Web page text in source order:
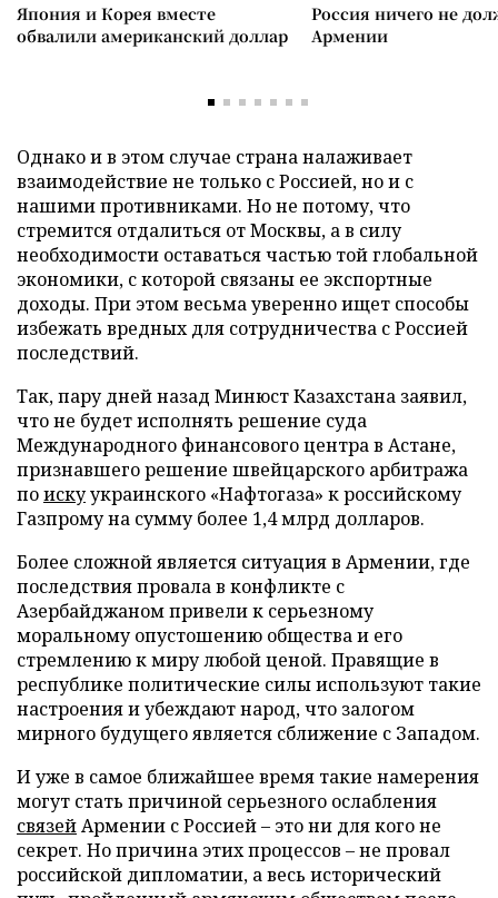
Япония и Корея вместе
обвалили американский доллар
Россия ничего не
Армении
Однако и в этом случае страна налаживает
взаимодействие не только с Россией, но и с
нашими противниками. Но не потому, что
стремится отдалиться от Москвы, а в силу
необходимости оставаться частью той глобальной
экономики, с которой связаны ее экспортные
доходы. При этом весьма уверенно ищет способы
избежать вредных для сотрудничества с Россией
последствий.
Так, пару дней назад Минюст Казахстана заявил,
что не будет исполнять решение суда
Международного финансового центра в Астане,
признавшего решение швейцарского арбитража
поискуукраинского «Нафтогаза» к российскому
Газпрому на сумму более 1,4 млрд долларов.
Более сложной является ситуация в Армении, где
последствия провала в конфликте с
Азербайджаном привели к серьезному
моральному опустошению общества и его
стремлению к миру любой ценой. Правящие в
республике политические силы используют такие
настроения и убеждают народ, что залогом
мирного будущего является сближение с Западом.
И уже в самое ближайшее время такие намерения
могут стать причиной серьезного ослабления
связейАрмении с Россией – это ни для кого не
секрет. Но причина этих процессов – не провал
российской дипломатии, а весь исторический